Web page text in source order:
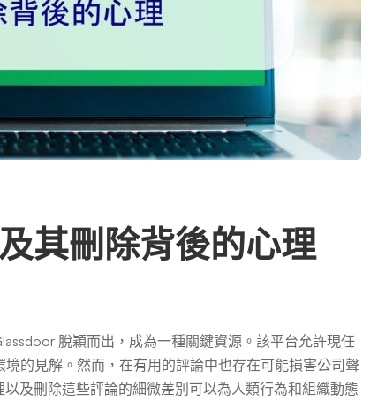
其刪除背後的心理
脫穎而出，成為一種關鍵資源。該平台允許現任
的見解。然而，在有用的評論中也存在可能損害公司聲
及刪除這些評論的細微差別可以為人類行為和組織動態